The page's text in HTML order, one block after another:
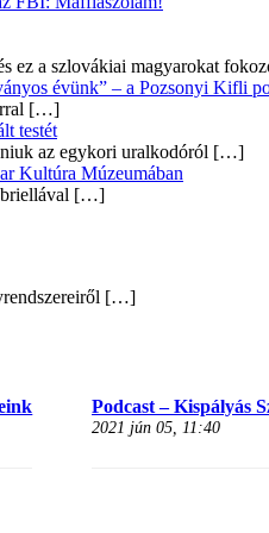
ez a szlovákiai magyarokat
évünk” – a Pozsonyi Kifli
[…]
testét
az egykori uralkodóról […]
Kultúra Múzeumában
[…]
[…]
Podcast – Kispályás
2021 jún 05, 11:40